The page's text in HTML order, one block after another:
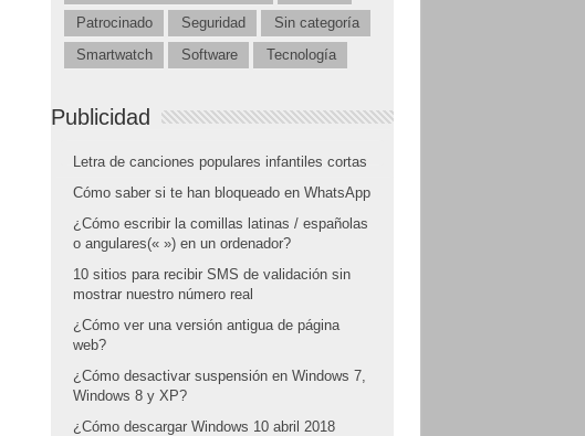
Patrocinado
Seguridad
Sin categoría
Smartwatch
Software Tecnología
Publicidad
Letra de canciones populares infantiles cortas
Cómo saber si te han bloqueado en WhatsApp
¿Cómo escribir la comillas latinas / españolas
o angulares(« ») en un ordenador?
10 sitios para recibir SMS de validación sin
mostrar nuestro número real
¿Cómo ver una versión antigua de página
web?
¿Cómo desactivar suspensión en Windows 7,
Windows 8 y XP?
¿Cómo descargar Windows 10 abril 2018